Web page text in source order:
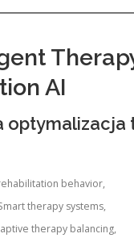
AI
optymalizacja
behavior,
therapy systems,
therapy balancing,